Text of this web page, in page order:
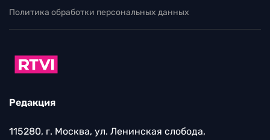
Политика обработки персональных данных
Редакция
115280, г. Москва, ул. Ленинская слобода,